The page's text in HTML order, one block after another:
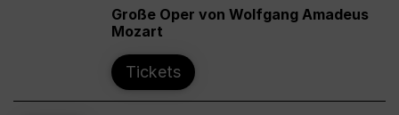
Große Oper von Wolfgang Amadeus
Mozart
Tickets